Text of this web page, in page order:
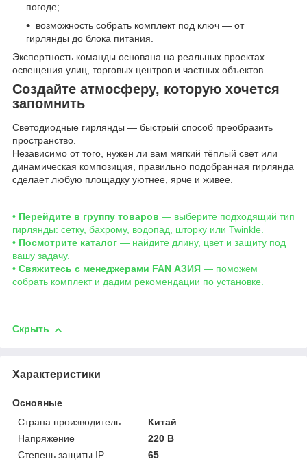
погоде;
возможность собрать комплект под ключ — от
гирлянды до блока питания.
Экспертность команды основана на реальных проектах
освещения улиц, торговых центров и частных объектов.
Создайте атмосферу, которую хочется
запомнить
Светодиодные гирлянды — быстрый способ преобразить
пространство.
Независимо от того, нужен ли вам мягкий тёплый свет или
динамическая композиция, правильно подобранная гирлянда
сделает любую площадку уютнее, ярче и живее.
• Перейдите в группу товаров — выберите подходящий тип
гирлянды: сетку, бахрому, водопад, шторку или Twinkle.
• Посмотрите каталог — найдите длину, цвет и защиту под
вашу задачу.
• Свяжитесь с менеджерами FAN АЗИЯ — поможем
собрать комплект и дадим рекомендации по установке.
Скрыть
Характеристики
Основные
Страна производитель
Китай
Напряжение
220 В
Степень защиты IP
65